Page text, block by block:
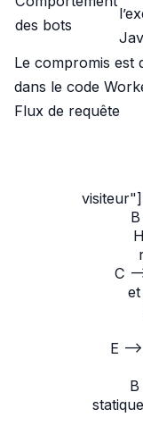
des bots
Le compromis est
dans le code
Flux de requête
C
E --